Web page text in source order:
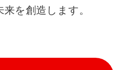
を創造します。